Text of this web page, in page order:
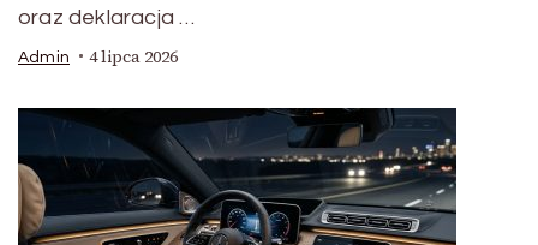
oraz deklaracja …
Admin 4 lipca 2026